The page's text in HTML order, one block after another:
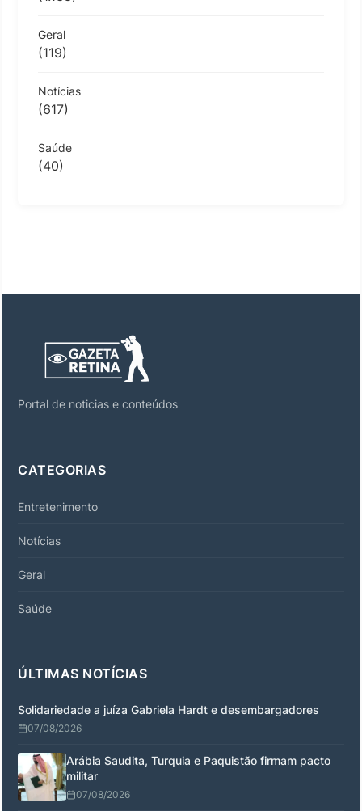
Geral
(119)
Notícias
(617)
Saúde
(40)
Portal de noticias e conteúdos
CATEGORIAS
Entretenimento
Notícias
Geral
Saúde
ÚLTIMAS NOTÍCIAS
Solidariedade a juíza Gabriela Hardt e desembargadores
07/08/2026
Arábia Saudita, Turquia e Paquistão firmam pacto
militar
07/08/2026